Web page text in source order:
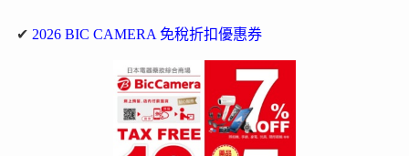
✔ 2026 BIC CAMERA 免稅折扣優惠券